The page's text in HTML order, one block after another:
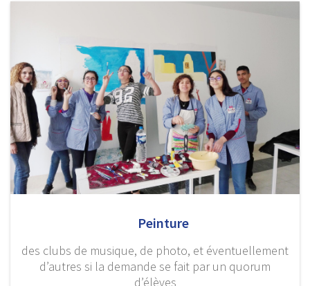
Peinture
des clubs de musique, de photo, et éventuellement
d’autres si la demande se fait par un quorum
d’élèves